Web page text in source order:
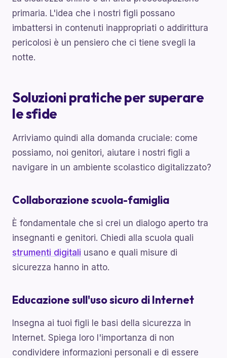
primaria. L'idea che i nostri figli possano
imbattersi in contenuti inappropriati o addirittura
pericolosi è un pensiero che ci tiene svegli la
notte.
Soluzioni pratiche per superare
le sfide
Arriviamo quindi alla domanda cruciale: come
possiamo, noi genitori, aiutare i nostri figli a
navigare in un ambiente scolastico digitalizzato?
Collaborazione scuola-famiglia
È fondamentale che si crei un dialogo aperto tra
insegnanti e genitori. Chiedi alla scuola quali
strumenti digitali usano e quali misure di
sicurezza hanno in atto.
Educazione sull'uso sicuro di Internet
Insegna ai tuoi figli le basi della sicurezza in
Internet. Spiega loro l'importanza di non
condividere informazioni personali e di essere